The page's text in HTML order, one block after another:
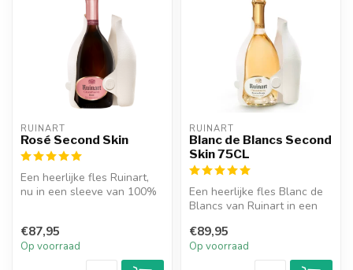
RUINART
Rosé Second Skin
Een heerlijke fles Ruinart,
nu in een sleeve van 100%
€87,95
Op voorraad
RUINART
Blanc de Blancs Second
Skin 75CL
Een heerlijke fles Blanc de
Blancs van Ruinart in een
ge...
€89,95
Op voorraad